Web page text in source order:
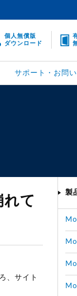
個人無償版
ダウンロード
サポート・お問
て
、サイト
製